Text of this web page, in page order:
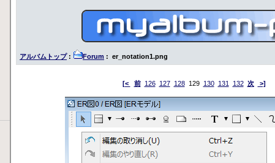
アルバムトップ: Forum : er_notation1.png
[< 前 126 127 128129 130 131 132 次 >]